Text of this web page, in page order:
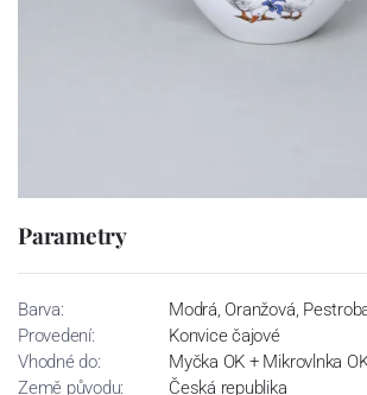
Parametry
Barva:
Modrá, Oranžová,
Provedení:
Konvice čajové
Vhodné do:
Myčka OK + Mikrovlnka
Země původu:
Česká republika